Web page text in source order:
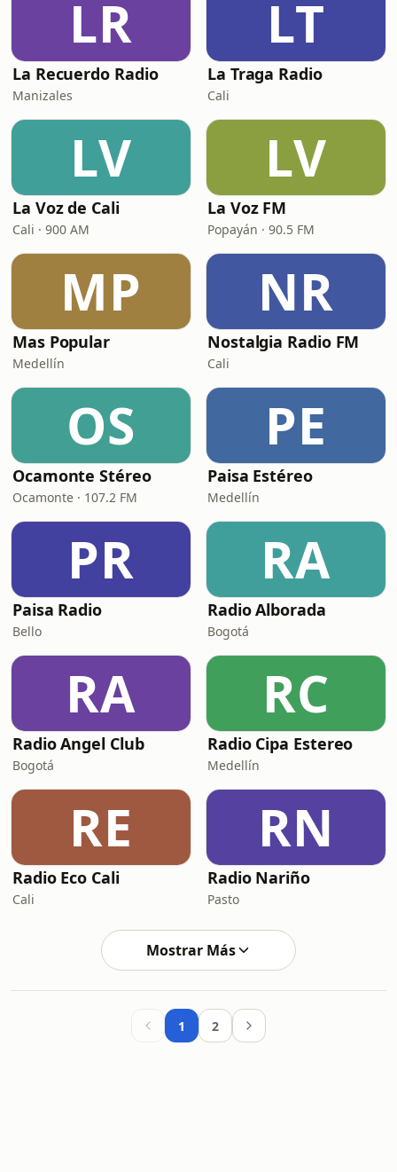
LR
La Recuerdo Radio
Manizales
LT
La Traga Radio
Cali
LV
La Voz de Cali
Cali · 900 AM
LV
La Voz FM
Popayán · 90.5 FM
MP
Mas Popular
Medellín
NR
Nostalgia Radio FM
Cali
OS
Ocamonte Stéreo
Ocamonte · 107.2 FM
PE
Paisa Estéreo
Medellín
PR
Paisa Radio
Bello
RA
Radio Alborada
Bogotá
RA
Radio Angel Club
Bogotá
RC
Radio Cipa Estereo
Medellín
RE
Radio Eco Cali
Cali
RN
Radio Nariño
Pasto
Mostrar Más
1 2